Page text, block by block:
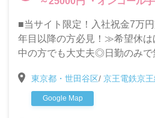
■当サイト限定！入社祝金7万
年目以降の方必見！≫希望休
中の方でも大丈夫◎日勤のみで
東京都・世田谷区/ 京王電鉄京
Google Map